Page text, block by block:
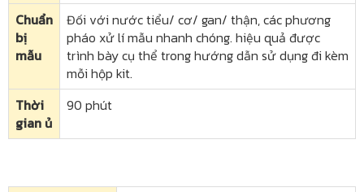
Chuẩn
bị
mẫu
Đối với nước tiểu/ cơ/ gan/ thận, các phương
pháo xử lí mẫu nhanh chóng. hiệu quả được
trình bày cụ thể trong hướng dẫn sử dụng đi kèm
mỗi hộp kit.
Thời
gian ủ
90 phút